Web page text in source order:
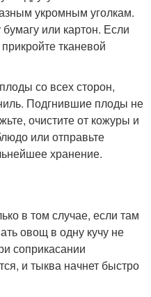
укромным уголкам.
или картон. Если
тканевой
со всех сторон,
Подгнившие плоды не
очистите от кожуры и
или отправьте
хранение.
в том случае, если там
овощ в одну кучу не
соприкасании
и тыква начнет быстро